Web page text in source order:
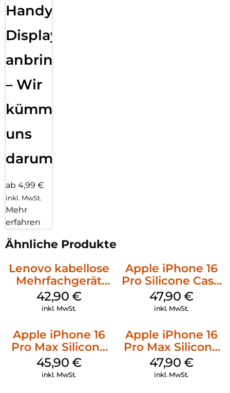
Handy
Displayfolie
anbringen
– Wir
kümmern
uns
darum!
ab 4,99 €
inkl. MwSt.
Mehr
erfahren
Ähnliche Produkte
Lenovo kabellose
Mehrfachgerät
Luna Grey
42,90 €
inkl. MwSt.
Apple iPhone 16
Pro Silicone Case
MagSafe Denim
47,90 €
inkl. MwSt.
Apple iPhone 16
Pro Max Silicone
Case MagSafe
Ultramarine
45,90 €
inkl. MwSt.
Apple iPhone 16
Pro Max Silicone
Case MagSafe
Black
47,90 €
inkl. MwSt.